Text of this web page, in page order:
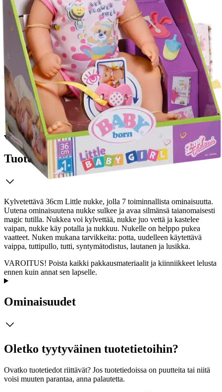
palvelupisteeseen!
Etu ei koske Suuri‑lisäpalvelulla toimitettavia tuotteita.
Tarkista myymäläsaatavuus
Ei saatavilla
Tuotekuvaus
Kylvetettävä 36cm Little nukke, jolla 7 toiminnallista ominaisuutta.
Uutena ominaisuutena nukke sulkee ja avaa silmänsä taianomaisesti
magic tutilla. Nukkea voi kylvettää, nukke juo vettä ja kastelee
vaipan, nukke käy potalla ja nukkuu. Nukelle on helppo pukea
vaatteet. Nuken mukana tarvikkeita: potta, uudelleen käytettävä
vaippa, tuttipullo, tutti, syntymätodistus, lautanen ja lusikka.
VAROITUS! Poista kaikki pakkausmateriaalit ja kiinniikkeet lelusta
ennen kuin annat sen lapselle.
Ominaisuudet
Oletko tyytyväinen tuotetietoihin?
Ovatko tuotetiedot riittävät? Jos tuotetiedoissa on puutteita tai niitä
voisi muuten parantaa, anna palautetta.